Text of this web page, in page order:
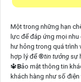
Một trong những hạn
lực để đáp ứng mọi
hư hỏng trong quá trình
hợp lý để ®️tin tưởngsự
🔱Bảo mật thông tin
khách hàng như số